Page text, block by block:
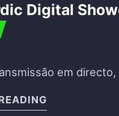
Digital
em